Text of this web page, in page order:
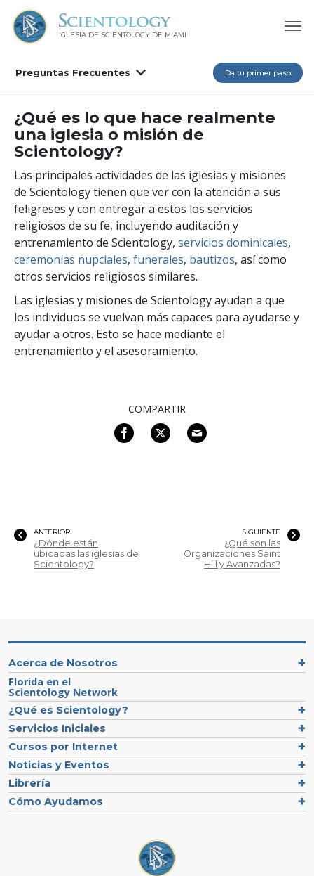
IGLESIA DE SCIENTOLOGY DE MIAMI
Preguntas Frecuentes Da tu primer paso
¿Qué es lo que hace realmente
una iglesia o misión de
Scientology?
Las principales actividades de las iglesias y misiones
de Scientology tienen que ver con la atención a sus
feligreses y con entregar a estos los servicios
religiosos de su fe, incluyendo auditación y
entrenamiento de Scientology, servicios dominicales,
ceremonias nupciales, funerales, bautizos, así como
otros servicios religiosos similares.
Las iglesias y misiones de Scientology ayudan a que
los individuos se vuelvan más capaces para ayudarse y
ayudar a otros. Esto se hace mediante el
entrenamiento y el asesoramiento.
COMPARTIR
ANTERIOR
¿Dónde están
ubicadas las iglesias de
Scientology?
SIGUIENTE
¿Qué son las
Organizaciones Saint
Hill y Avanzadas?
Acerca de Nosotros
Florida en el
Scientology Network
¿Qué es Scientology?
Servicios Iniciales
Cursos por Internet
Noticias y Eventos
Librería
Cómo Ayudamos